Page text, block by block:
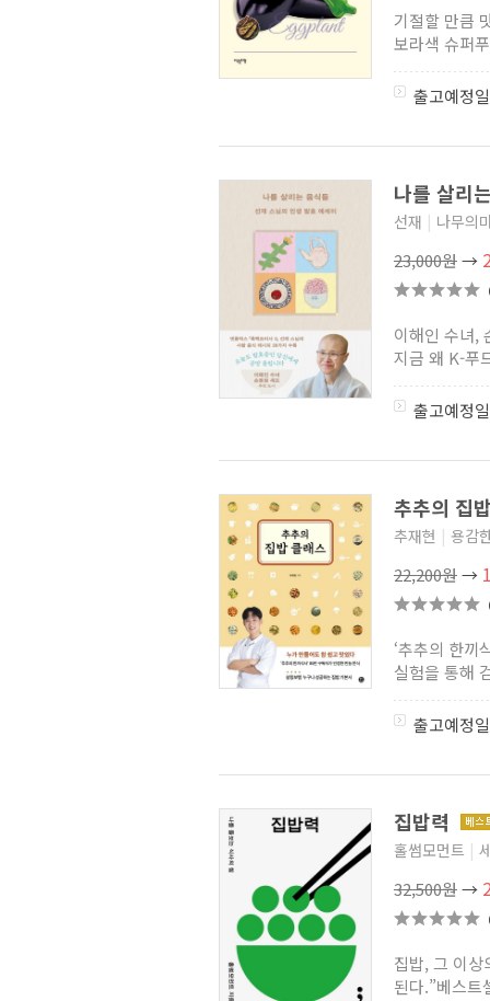
기절할 만큼
보라색 슈퍼
출고예정
나를 살리
선재 | 나무의
23,000원→
이해인 수녀,
지금 왜 K-푸
출고예정
추추의 집
추재현 | 용감
22,200원→
‘추추의 한끼
실험을 통해
출고예정
집밥력
홀썸모먼트 |
32,500원→
집밥, 그 이상
된다.”베스